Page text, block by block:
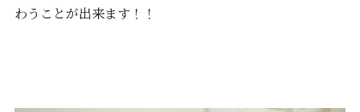
わうことが出来ます！！